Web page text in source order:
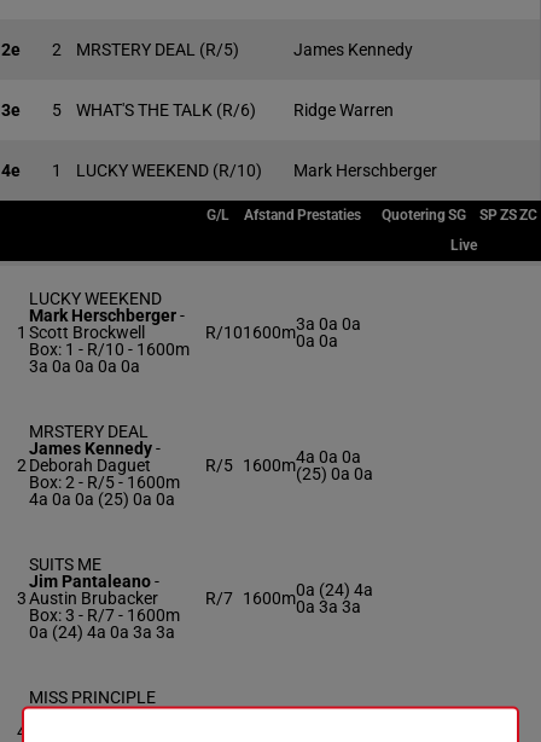
2e 2 MRSTERY DEAL (R/5) James Kennedy
3e 5 WHAT'S THE TALK (R/6) Ridge Warren
4e 1 LUCKY WEEKEND (R/10) Mark Herschberger
G/L Afstand Prestaties QuoteringSG SPZSZC
Live
1
LUCKY WEEKEND
Mark Herschberger-
Scott Brockwell
Box: 1 - R/10 - 1600m
3a 0a 0a 0a 0a
R/101600m3a 0a 0a
0a 0a
2
MRSTERY DEAL
James Kennedy-
Deborah Daguet
Box: 2 - R/5 - 1600m
4a 0a 0a (25) 0a 0a
R/5 1600m4a 0a 0a
(25) 0a 0a
3
SUITS ME
Jim Pantaleano-
Austin Brubacker
Box: 3 - R/7 - 1600m
0a (24) 4a 0a 3a 3a
R/7 1600m0a (24) 4a
0a 3a 3a
4
MISS PRINCIPLE
Tyler Buter-Bruce